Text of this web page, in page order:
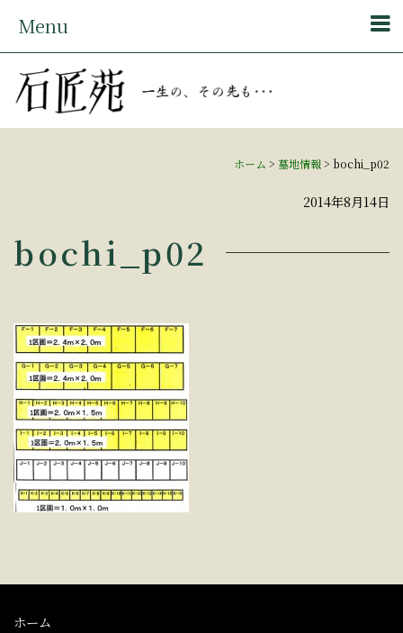
Menu
ホーム > 墓地情報> bochi_p02
2014年8月14日
bochi_p02
ホーム